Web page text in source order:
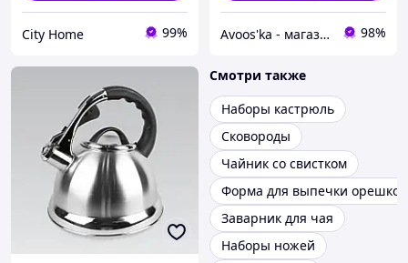
City Home 99% Avoos'ka - магазин для Вашого дому та комфорту,) 98%
Смотри также
Наборы кастрюль
Сковороды
Чайник со свистком
Форма для выпечки орешков
Заварник для чая
Наборы ножей